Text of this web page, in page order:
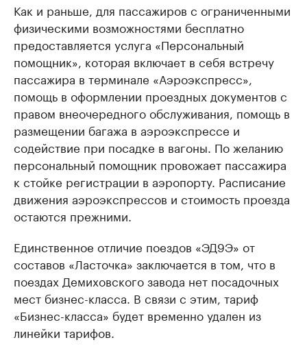
Как и раньше, для пассажиров с ограниченными
физическими возможностями бесплатно
предоставляется услуга «Персональный
помощник», которая включает в себя встречу
пассажира в терминале «Аэроэкспресс»,
помощь в оформлении проездных документов с
правом внеочередного обслуживания, помощь в
размещении багажа в аэроэкспрессе и
содействие при посадке в вагоны. По желанию
персональный помощник провожает пассажира
к стойке регистрации в аэропорту. Расписание
движения аэроэкспрессов и стоимость проезда
остаются прежними.
Единственное отличие поездов «ЭД9Э» от
составов «Ласточка» заключается в том, что в
поездах Демиховского завода нет посадочных
мест бизнес-класса. В связи с этим, тариф
«Бизнес-класса» будет временно удален из
линейки тарифов.